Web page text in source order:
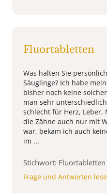
Fluortabletten
Was halten Sie
Säuglinge? Ich habe
bisher noch keine
man sehr
schlecht für Herz, Leber,
die Zähne auch nur mit
war, bekam ich auch
im ...
Stichwort: Fluortabletten
Frage und Antworten